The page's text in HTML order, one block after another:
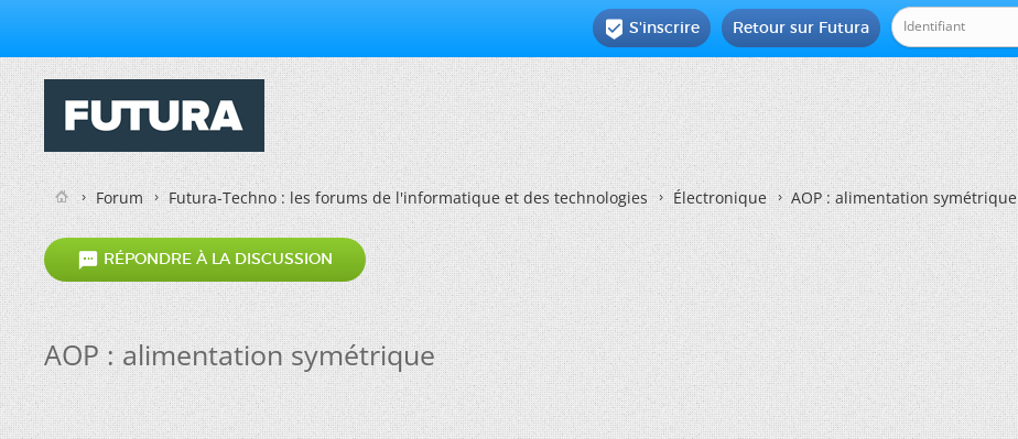
Retour sur Futura
 S'inscrire
Forum Futura-Techno : les forums de l'informatique et des technologies Électronique AOP : alimentation symétrique
 RÉPONDRE À LA DISCUSSION
AOP : alimentation symétrique